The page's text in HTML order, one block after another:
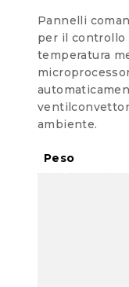
Pannelli
per il controllo
temperatura
ambiente.
Peso